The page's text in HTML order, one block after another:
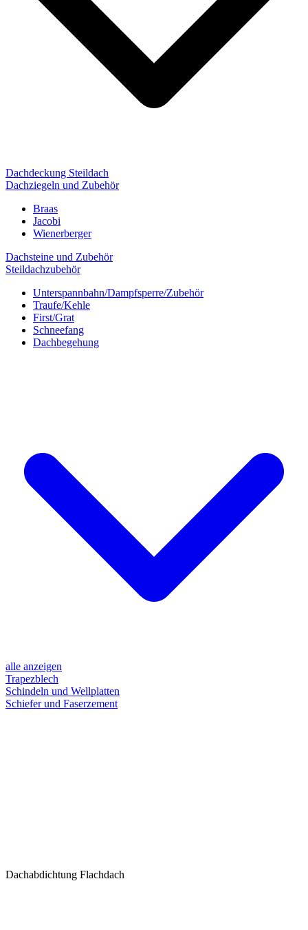
Dachdeckung Steildach
Dachziegeln und Zubehör
Braas
Jacobi
Wienerberger
Dachsteine und Zubehör
Steildachzubehör
Unterspannbahn/Dampfsperre/Zubehör
Traufe/Kehle
First/Grat
Schneefang
Dachbegehung
alle anzeigen
Trapezblech
Schindeln und Wellplatten
Schiefer und Faserzement
Dachabdichtung Flachdach